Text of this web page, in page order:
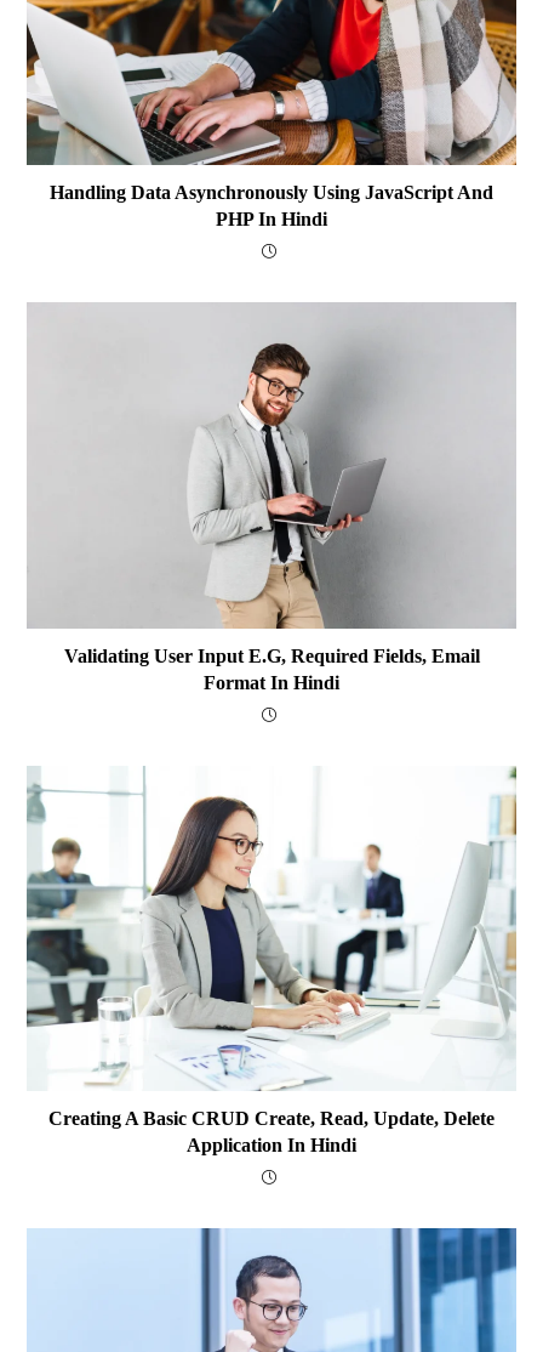
Handling Data Asynchronously Using JavaScript And
PHP In Hindi
Validating User Input E.g, Required Fields, Email
Format In Hindi
Creating A Basic CRUD Create, Read, Update, Delete
Application In Hindi